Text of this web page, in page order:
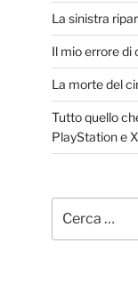
La sinistra
Il mio errore di
La morte del
Tutto quello
PlayStation e